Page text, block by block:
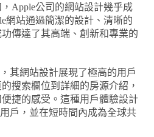
Apple公司的網站設計幾乎成
網站通過簡潔的設計、清晰的
傳達了其高端、創新和專業的
其網站設計展現了極高的用戶
搜索欄位到詳細的房源介紹，
捷的感受。這種用戶體驗設計
戶，並在短時間內成為全球共